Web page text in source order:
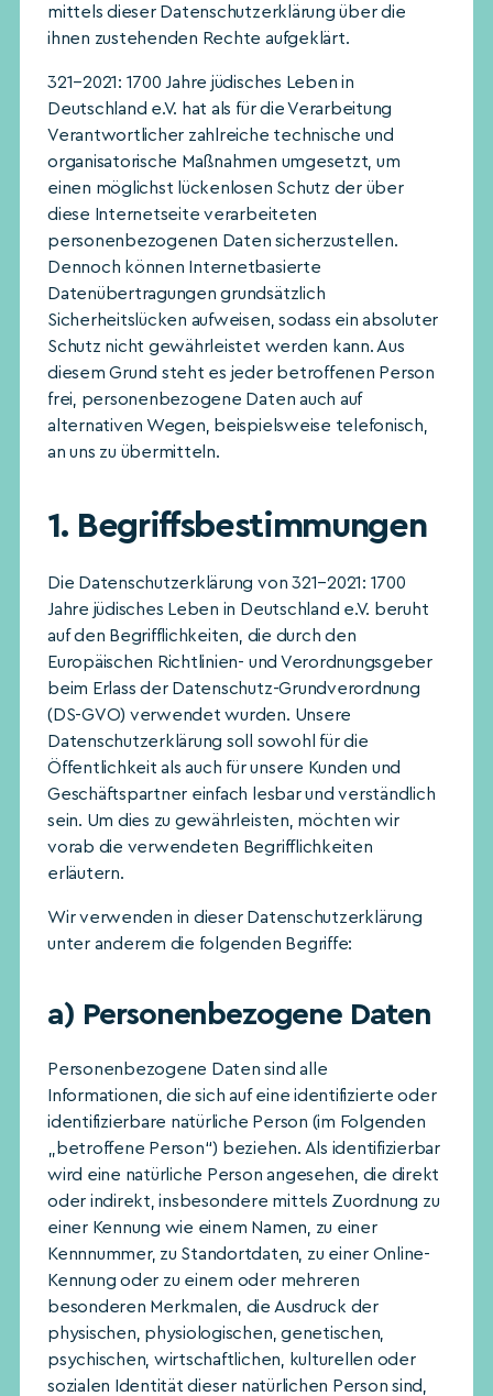
mittels dieser Datenschutzerklärung über die
ihnen zustehenden Rechte aufgeklärt.
321–2021: 1700 Jahre jüdisches Leben in
Deutschland e.V. hat als für die Verarbeitung
Verantwortlicher zahlreiche technische und
organisatorische Maßnahmen umgesetzt, um
einen möglichst lückenlosen Schutz der über
diese Internetseite verarbeiteten
personenbezogenen Daten sicherzustellen.
Dennoch können Internetbasierte
Datenübertragungen grundsätzlich
Sicherheitslücken aufweisen, sodass ein absoluter
Schutz nicht gewährleistet werden kann. Aus
diesem Grund steht es jeder betroffenen Person
frei, personenbezogene Daten auch auf
alternativen Wegen, beispielsweise telefonisch,
an uns zu übermitteln.
1. Begriffsbestimmungen
Die Datenschutzerklärung von 321–2021: 1700
Jahre jüdisches Leben in Deutschland e.V. beruht
auf den Begrifflichkeiten, die durch den
Europäischen Richtlinien- und Verordnungsgeber
beim Erlass der Datenschutz-Grundverordnung
(DS-GVO) verwendet wurden. Unsere
Datenschutzerklärung soll sowohl für die
Öffentlichkeit als auch für unsere Kunden und
Geschäftspartner einfach lesbar und verständlich
sein. Um dies zu gewährleisten, möchten wir
vorab die verwendeten Begrifflichkeiten
erläutern.
Wir verwenden in dieser Datenschutzerklärung
unter anderem die folgenden Begriffe:
a) Personenbezogene Daten
Personenbezogene Daten sind alle
Informationen, die sich auf eine identifizierte oder
identifizierbare natürliche Person (im Folgenden
„betroffene Person“) beziehen. Als identifizierbar
wird eine natürliche Person angesehen, die direkt
oder indirekt, insbesondere mittels Zuordnung zu
einer Kennung wie einem Namen, zu einer
Kennnummer, zu Standortdaten, zu einer Online-
Kennung oder zu einem oder mehreren
besonderen Merkmalen, die Ausdruck der
physischen, physiologischen, genetischen,
psychischen, wirtschaftlichen, kulturellen oder
sozialen Identität dieser natürlichen Person sind,